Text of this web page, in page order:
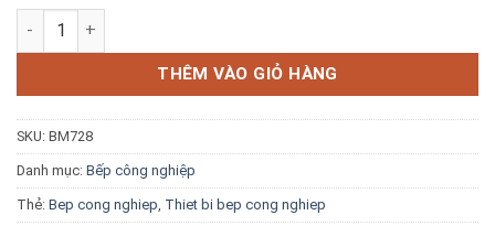
Blog kiến thức
Bếp từ đôi công nghiệp 8kW mặt lõm có bầu nước số lượng
THÊM VÀO GIỎ HÀNG
SKU: BM728
Danh mục: Bếp công nghiệp
Thẻ: Bep cong nghiep Thiet bi bep cong nghiep